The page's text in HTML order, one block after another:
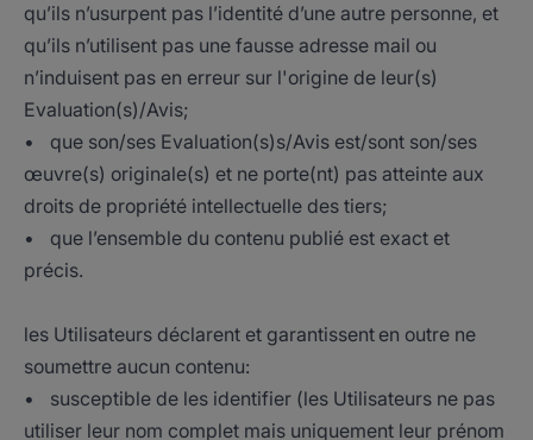
qu’ils n’usurpent pas l’identité d’une autre personne, et
qu’ils n’utilisent pas une fausse adresse mail ou
n’induisent pas en erreur sur l'origine de leur(s)
Evaluation(s)/Avis;
• que son/ses Evaluation(s)s/Avis est/sont son/ses
œuvre(s) originale(s) et ne porte(nt) pas atteinte aux
droits de propriété intellectuelle des tiers;
• que l’ensemble du contenu publié est exact et
précis.
les Utilisateurs déclarent et garantissent en outre ne
soumettre aucun contenu:
• susceptible de les identifier (les Utilisateurs ne pas
utiliser leur nom complet mais uniquement leur prénom